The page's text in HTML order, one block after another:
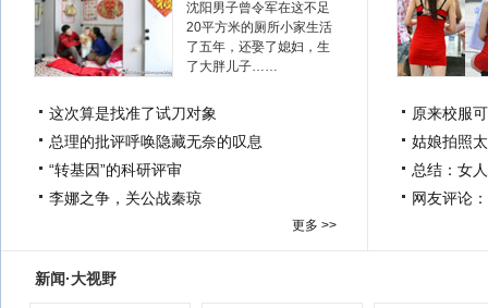
沈阳男子曾令军在这不足
20平方米的厕所小家生活
了五年，还娶了媳妇，生
了大胖儿子……
这次算是找准了试刀对象
总理的批评呼唤隐藏无奈的叹息
“转基因”的科研评审
李娜之争，关公战秦琼
更多 >>
原来校服
姑娘拍照
总结：女
网友评论
新闻·大视野